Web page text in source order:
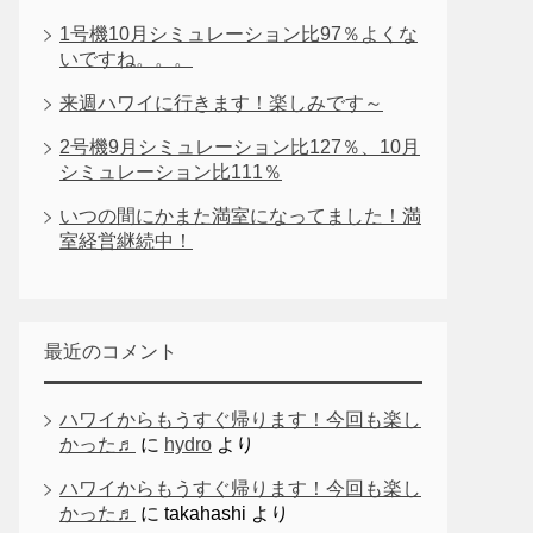
1号機10月シミュレーション比97％よくな
いですね。。。
来週ハワイに行きます！楽しみです～
2号機9月シミュレーション比127％、10月
シミュレーション比111％
いつの間にかまた満室になってました！満
室経営継続中！
最近のコメント
ハワイからもうすぐ帰ります！今回も楽し
かった♬
に hydro より
ハワイからもうすぐ帰ります！今回も楽し
かった♬
に takahashi より